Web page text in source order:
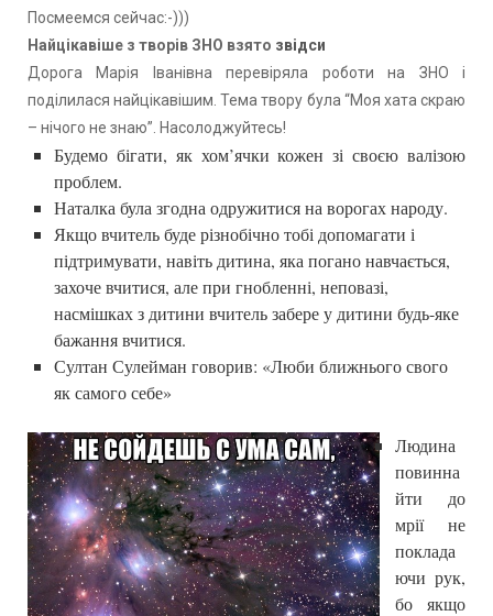
Посмеемся сейчас:-)))
Найцікавіше з творів ЗНО взято звідси
Дорога Марія Іванівна перевіряла роботи на ЗНО і
поділилася найцікавішим. Тема твору була “Моя хата скраю
– нічого не знаю”. Насолоджуйтесь!
Будемо бігати, як хом’ячки кожен зі своєю валізою
проблем.
Наталка була згодна одружитися на ворогах народу.
Якщо вчитель буде різнобічно тобі допомагати і
підтримувати, навіть дитина, яка погано навчається,
захоче вчитися, але при гнобленні, неповазі,
насмішках з дитини вчитель забере у дитини будь-яке
бажання вчитися.
Султан Сулейман говорив: «Люби ближнього свого
як самого себе»
Людина
повинна
йти до
мрії не
поклада
ючи рук,
бо якщо